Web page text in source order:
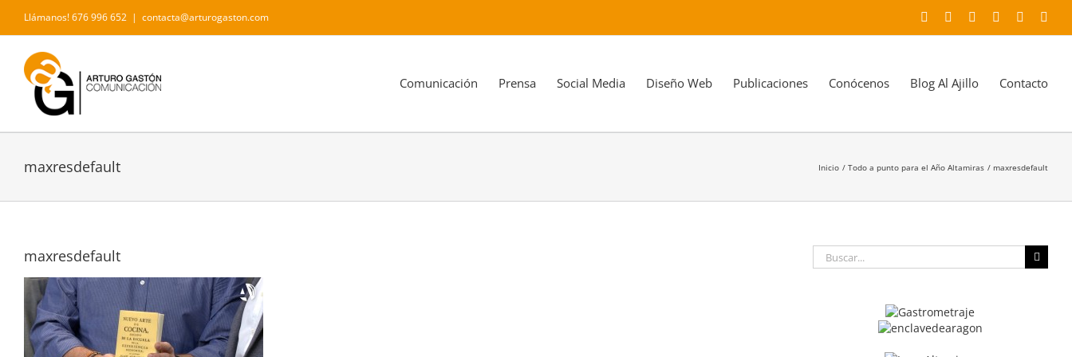
contenido
Llámanos! 676 996 652 | contacta@arturogaston.com Facebook YouTubeInstagramLinkedIn
Comunicación Prensa Social Media Diseño Web Publicaciones Conócenos Blog Al Ajillo Contacto
maxresdefault Inicio Todo a punto para el Año Altamiras maxresdefault
maxresdefault Buscar: